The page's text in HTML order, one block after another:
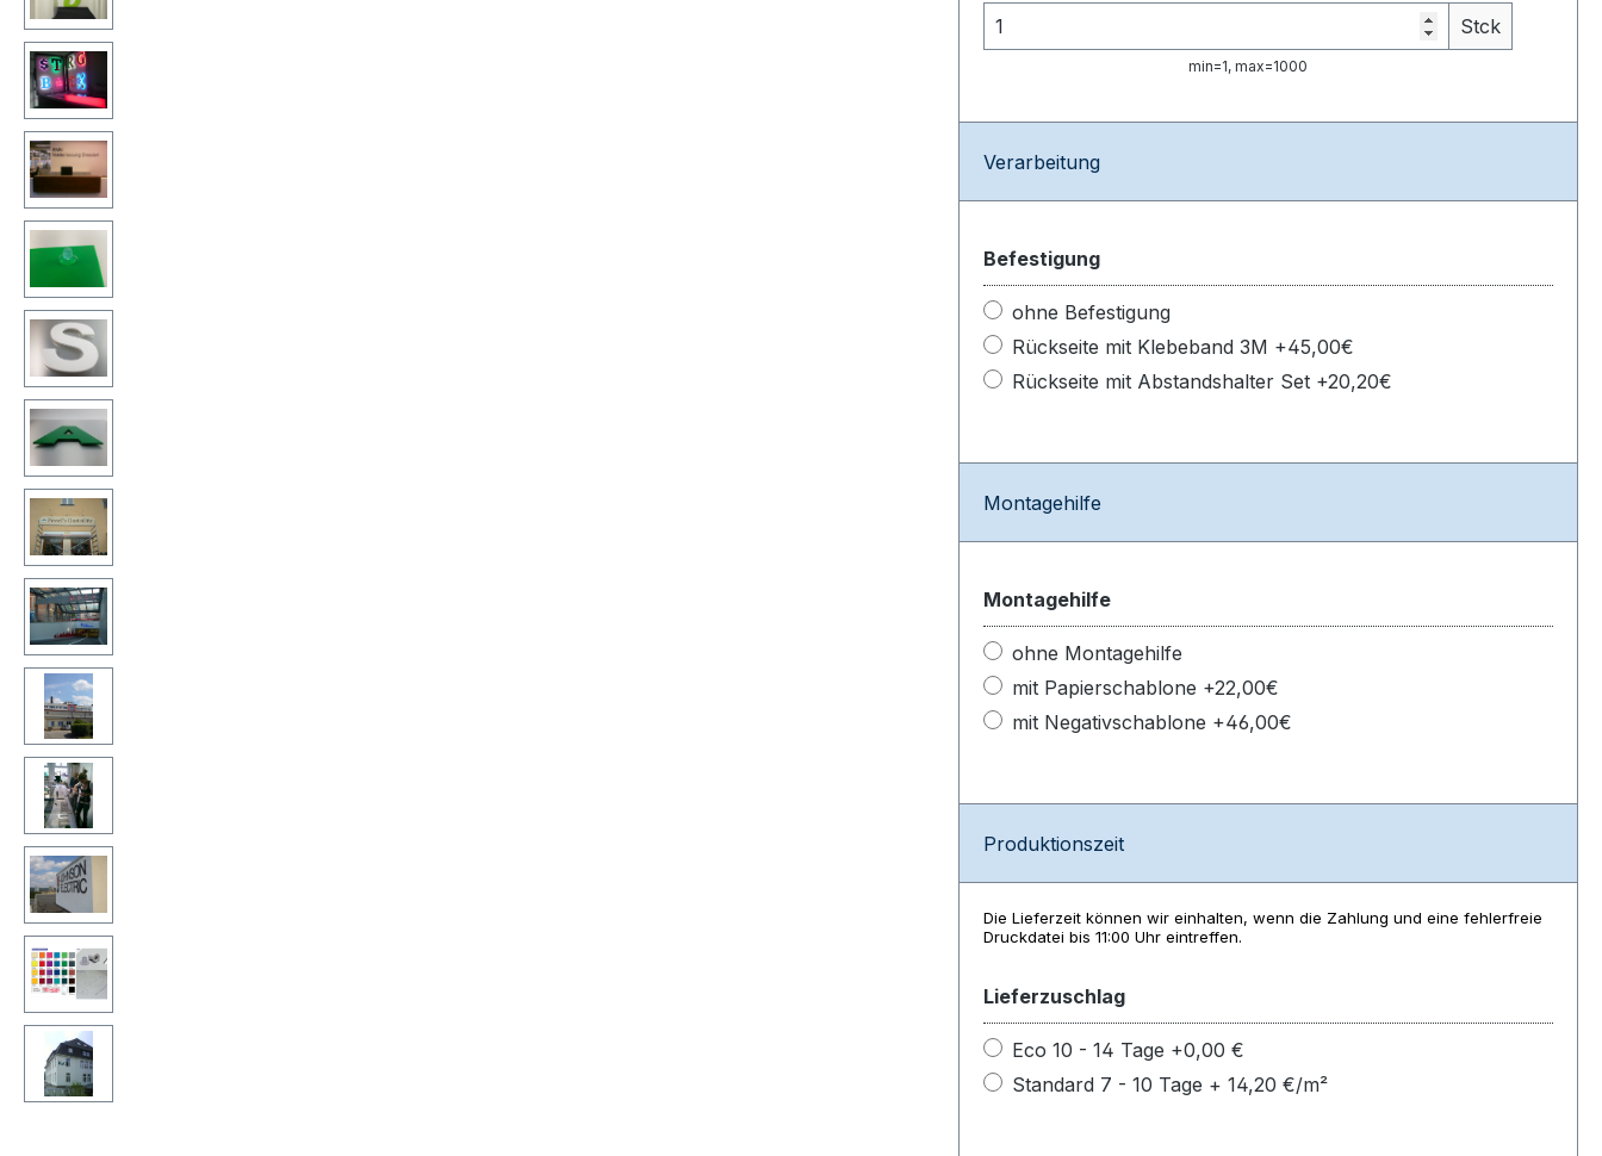
Stck
min=1, max=1000
Verarbeitung
Befestigung
ohne Befestigung
Rückseite mit Klebeband 3M +45,00€
Rückseite mit Abstandshalter Set +20,20€
Montagehilfe
Montagehilfe
ohne Montagehilfe
mit Papierschablone +22,00€
mit Negativschablone +46,00€
Produktionszeit
Die Lieferzeit können wir einhalten, wenn die Zahlung und eine fehlerfreie
Druckdatei bis 11:00 Uhr eintreffen.
Lieferzuschlag
Eco 10 - 14 Tage +0,00 €
Standard 7 - 10 Tage + 14,20 €/m²